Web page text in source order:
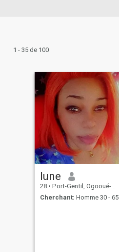
1 - 35 de 100
lune
28 • Port-Gentil, Ogooué-Maritime, Gabon
Cherchant: Homme 30 - 65